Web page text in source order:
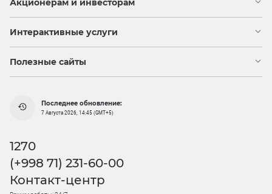
Акционерам и инвесторам
Интерактивные услуги
Полезные сайты
Последнее обновление:
7 Августа 2026, 14:45 (GMT+5)
1270
(+998 71) 231-60-00
Контакт-центр